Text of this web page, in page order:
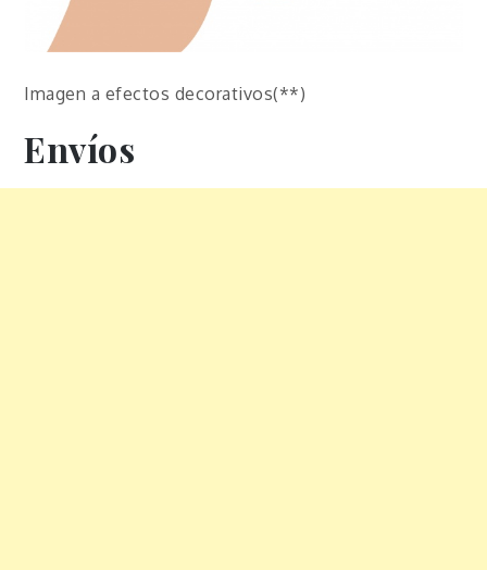
Imagen a efectos decorativos(**)
Envíos